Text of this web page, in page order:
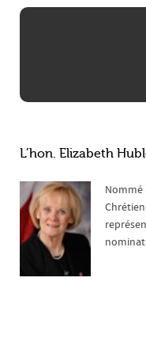
L’hon. Elizabeth
Nommé